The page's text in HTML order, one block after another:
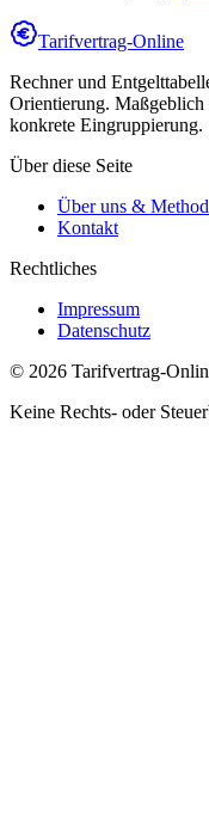
Tarifvertrag-Online
Rechner und
Orientierung.
konkrete Eingruppierung.
Über diese Seite
Über uns &
Kontakt
Rechtliches
Impressum
Datenschutz
© 2026 Tarifvertrag-
Keine Rechts- oder